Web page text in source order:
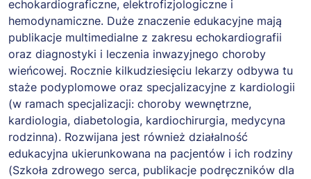
echokardiograficzne, elektrofizjologiczne i
hemodynamiczne. Duże znaczenie edukacyjne mają
publikacje multimedialne z zakresu echokardiografii
oraz diagnostyki i leczenia inwazyjnego choroby
wieńcowej. Rocznie kilkudziesięciu lekarzy odbywa tu
staże podyplomowe oraz specjalizacyjne z kardiologii
(w ramach specjalizacji: choroby wewnętrzne,
kardiologia, diabetologia, kardiochirurgia, medycyna
rodzinna). Rozwijana jest również działalność
edukacyjna ukierunkowana na pacjentów i ich rodziny
(Szkoła zdrowego serca, publikacje podręczników dla